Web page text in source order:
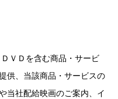
ＶＤを含む商品・サービ
供、当該商品・サービスの
当社配給映画のご案内、イ